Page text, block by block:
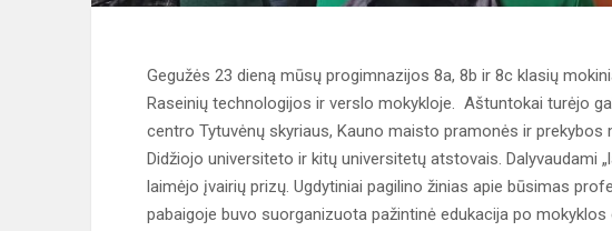
Gegužės 23 dieną mūsų progimnazijos 8a, 8b ir 8c klasių
Raseinių technologijos ir verslo mokykloje. Aštuntokai turėjo
centro Tytuvėnų skyriaus, Kauno maisto pramonės ir
Didžiojo universiteto ir kitų universitetų atstovais. Dalyvaudami
laimėjo įvairių prizų. Ugdytiniai pagilino žinias apie būsimas
pabaigoje buvo suorganizuota pažintinė edukacija po